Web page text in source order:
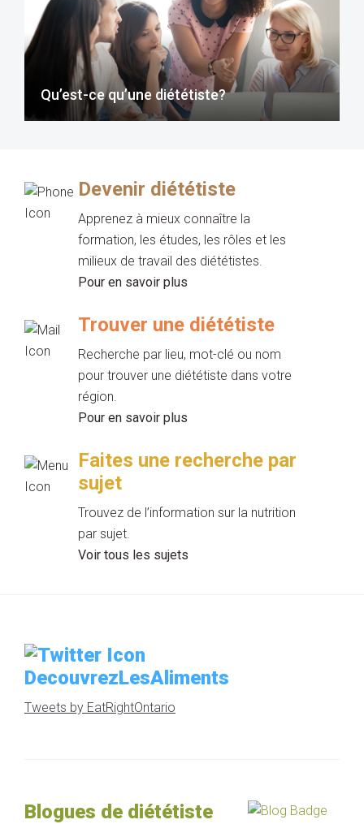
Qu’est-ce qu’une diététiste?
Devenir diététiste
Apprenez à mieux connaître la
formation, les études, les rôles et les
milieux de travail des diététistes.
Pour en savoir plus
Trouver une diététiste
Recherche par lieu, mot-clé ou nom
pour trouver une diététiste dans votre
région.
Pour en savoir plus
Faites une recherche par
sujet
Trouvez de l’information sur la nutrition
par sujet.
Voir tous les sujets
DecouvrezLesAliments
Tweets by EatRightOntario
Blogues de diététiste